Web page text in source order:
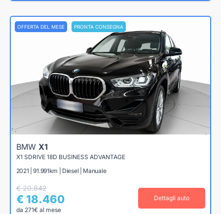
OFFERTA DEL MESE PRONTA CONSEGNA
BMW X1
X1 SDRIVE 18D BUSINESS ADVANTAGE
2021 | 91.991km | Diesel | Manuale
€ 20.842
€ 18.460
da 271€ al mese
Dettagli auto